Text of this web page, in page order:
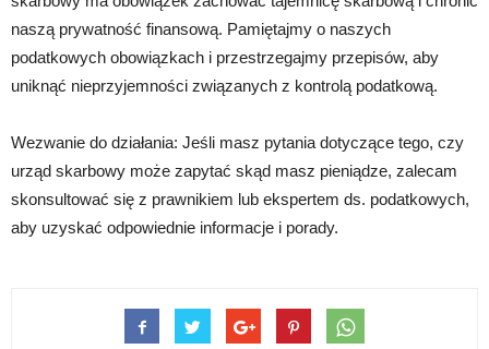
naszą prywatność finansową. Pamiętajmy o naszych
podatkowych obowiązkach i przestrzegajmy przepisów, aby
uniknąć nieprzyjemności związanych z kontrolą podatkową.
Wezwanie do działania: Jeśli masz pytania dotyczące tego, czy
urząd skarbowy może zapytać skąd masz pieniądze, zalecam
skonsultować się z prawnikiem lub ekspertem ds. podatkowych,
aby uzyskać odpowiednie informacje i porady.